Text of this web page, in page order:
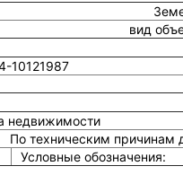
вид
10121987
недвижимости
По техническим причинам
Условные обозначения: